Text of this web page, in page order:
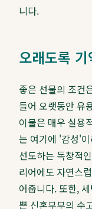
니다.
오래도록
좋은 선물의 조건
들어 오랫동안 유
이불은 매우 실용
는 여기에 '감성'
선도하는 독창적
리어에도 자연스
어줍니다. 또한,
쁜 신혼부부의 수